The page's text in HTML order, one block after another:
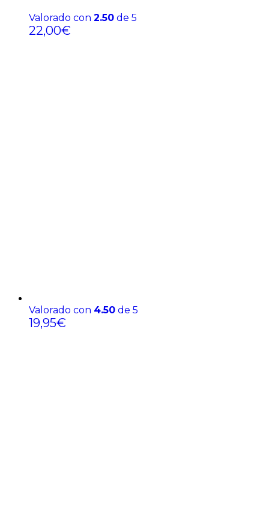
Valorado con 2.50 de 5
22,00€
Valorado con 4.50 de 5
19,95€